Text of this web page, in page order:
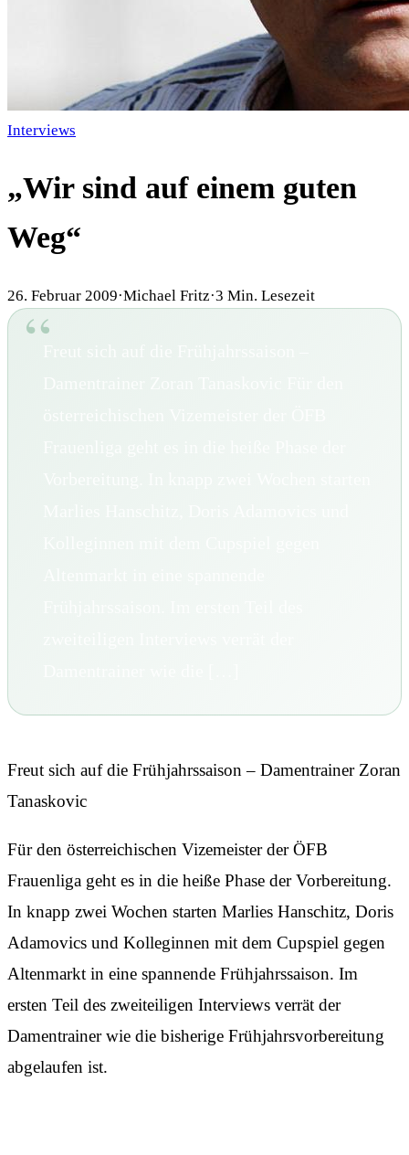
Interviews
„Wir sind auf einem guten
Weg“
26. Februar 2009·Michael Fritz·3 Min. Lesezeit
Freut sich auf die Frühjahrssaison – Damentrainer Zoran
Tanaskovic
Für den österreichischen Vizemeister der ÖFB
Frauenliga geht es in die heiße Phase der Vorbereitung.
In knapp zwei Wochen starten Marlies Hanschitz, Doris
Adamovics und Kolleginnen mit dem Cupspiel gegen
Altenmarkt in eine spannende Frühjahrssaison. Im
ersten Teil des zweiteiligen Interviews verrät der
Damentrainer wie die bisherige Frühjahrsvorbereitung
abgelaufen ist.